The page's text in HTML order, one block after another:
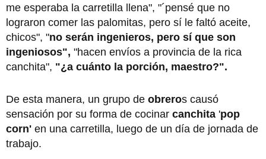
me esperaba la carretilla llena", "´pensé que no
lograron comer las palomitas, pero sí le faltó aceite,
chicos", "no serán ingenieros, pero sí que son
ingeniosos", "hacen envíos a provincia de la rica
canchita", "¿a cuánto la porción, maestro?".
De esta manera, un grupo de obreros causó
sensación por su forma de cocinar canchita 'pop
corn' en una carretilla, luego de un día de jornada de
trabajo.